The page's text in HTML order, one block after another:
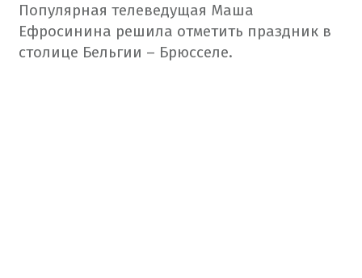
Популярная телеведущая Маша
Ефросинина решила отметить праздник в
столице Бельгии – Брюсселе.